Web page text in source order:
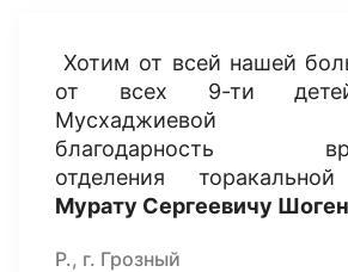
Хотим от всей нашей
от всех 9-ти
Мусхаджиевой
благодарность
отделения
Мурату Сергеевичу
Р., г. Грозный